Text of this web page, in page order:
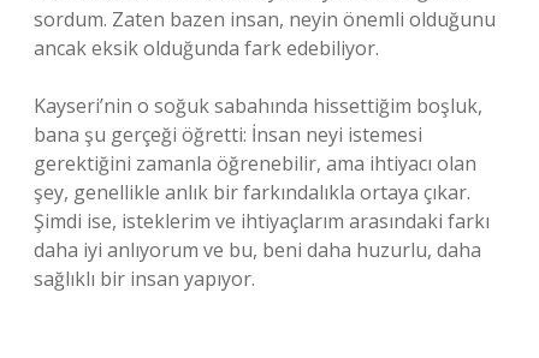
sordum. Zaten bazen insan, neyin önemli olduğunu
ancak eksik olduğunda fark edebiliyor.
Kayseri’nin o soğuk sabahında hissettiğim boşluk,
bana şu gerçeği öğretti: İnsan neyi istemesi
gerektiğini zamanla öğrenebilir, ama ihtiyacı olan
şey, genellikle anlık bir farkındalıkla ortaya çıkar.
Şimdi ise, isteklerim ve ihtiyaçlarım arasındaki farkı
daha iyi anlıyorum ve bu, beni daha huzurlu, daha
sağlıklı bir insan yapıyor.